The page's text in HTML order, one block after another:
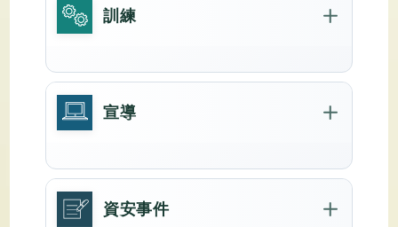
網頁加密
取得國內最高資安證照
4
訓練
完訓率100%
完訓率100%
宣導
資安事件